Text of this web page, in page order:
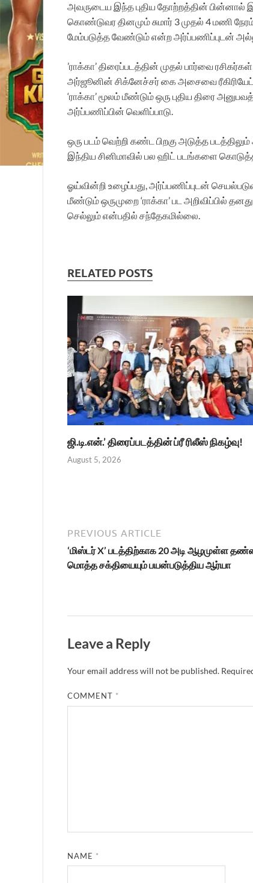
அவருடைய இந்த புதிய தோற்றத்தின் பின்னால்
கொண்டுவர தினமும் சுமார் 3 முதல் 4 மணி
மேம்படுத்த வேண்டும் என்ற அர்ப்பணிப்புடன்
’ராக்கா’ திரைப்படத்தின் முதல் பார்வை
அர்ஜூனின் சிக்னேச்சர் கை அசைவை ரீகிரியேட்
‘ராக்கா’ மூலம் மீண்டும் ஒரு புதிய திரை
அர்ப்பணிப்பின் வெளிப்பாடு.
ஒரு படம் வெற்றி கண்ட பிறகு அடுத்த
இந்திய சினிமாவில் பல ஹிட் படங்களை
ஓய்வின்றி உழைப்பது, அர்ப்பணிப்புடன்
மீண்டும் ஒருமுறை ‘ராக்கா’ பட அறிவிப்பில்
செல்லும் என்பதில் சந்தேகமில்லை.
RELATED POSTS
ஜி.டி.என்.’ திரைப்படத்தின் ப்ரீ ரிலீஸ் நிகழ்வு!
August 5, 2026
PREVIOUS ARTICLE
‘மிஸ்டர் X’ படத்திற்காக 20 அடி ஆழமுள்ள
மொத்த சக்தியையும் பயன்படுத்திய ஆர்யா
Leave a Reply
Your email address will not be published.
COMMENT *
NAME *